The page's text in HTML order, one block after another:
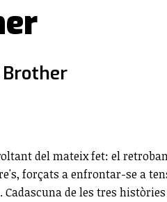
del mateix fet: el
forçats a enfrontar-se a
de les tres